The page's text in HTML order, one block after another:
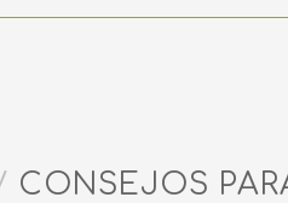
CONSEJOS